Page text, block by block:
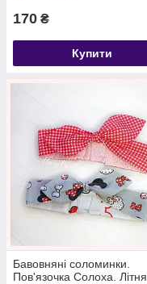
170 ₴
Купити
Бавовняні соломинки.
Пов'язочка Солоха. Літня